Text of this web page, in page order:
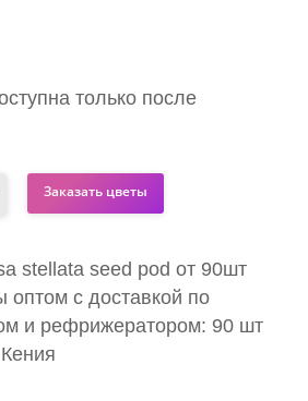
только после
Заказать цветы
stellata seed pod от 90шт
оптом с доставкой по
и рефрижератором: 90 шт